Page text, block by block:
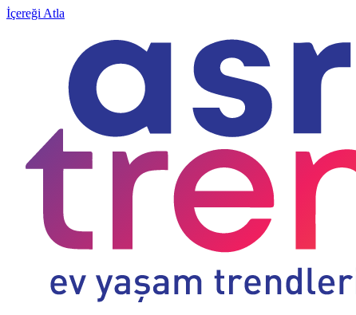
İçereği Atla